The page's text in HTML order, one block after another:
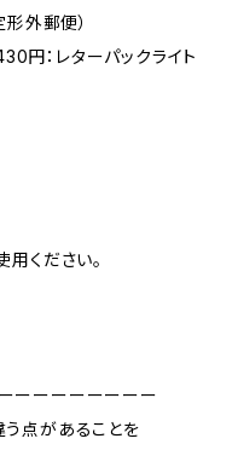
外郵便）
：レターパックライト
ください。
ーーーーーーーー
点があることを